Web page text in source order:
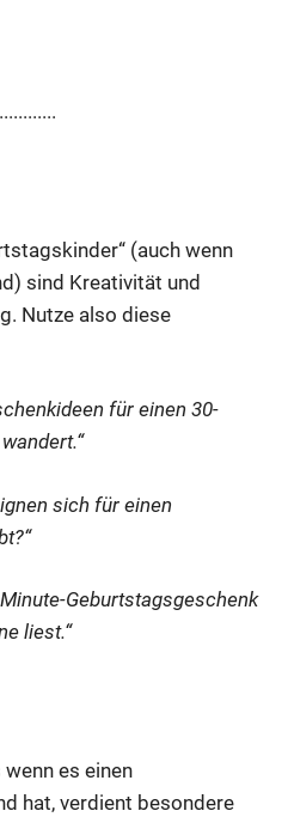
(auch wenn
sind Kreativität und
Nutze also diese
für einen 30-
sich für einen
Geburtstagsgeschenk
liest.“
es einen
hat, verdient besondere